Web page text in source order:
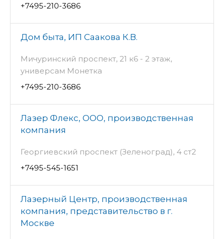
+7495-210-3686
Дом быта, ИП Саакова К.В.
Мичуринский проспект, 21 к6 - 2 этаж,
универсам Монетка
+7495-210-3686
Лазер Флекс, ООО, производственная
компания
Георгиевский проспект (Зеленоград), 4 ст2
+7495-545-1651
Лазерный Центр, производственная
компания, представительство в г.
Москве